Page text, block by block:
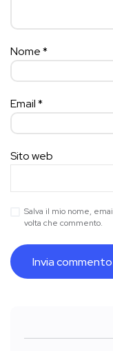
Nome*
Email*
Sito web
Salva il mio nome,
volta che commento.